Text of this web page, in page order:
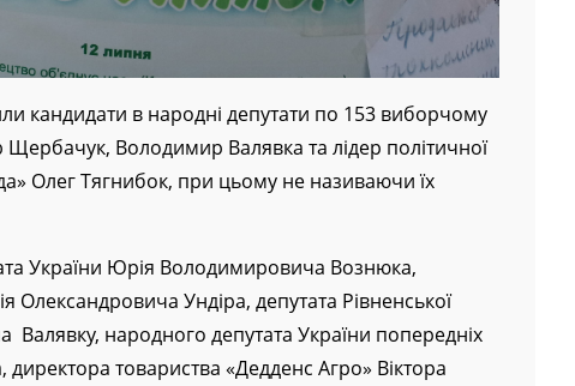
кандидати в народні депутати по 153 виборчому
Щербачук, Володимир Валявка та лідер політичної
Олег Тягнибок, при цьому не називаючи їх
України Юрія Володимировича Вознюка,
Олександровича Ундіра, депутата Рівненської
народного депутата України попередніх
товариства «Дедденс Агро» Віктора